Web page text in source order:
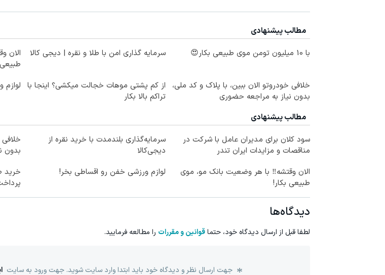
مطالب پیشنهادی
با 10 میلیون تومن موی طبیعی بکار😍
سرمایه گذاری امن با طلا و نقره | دیجی کالا
الان
خلافی خودروتو الان ببین، با پلاک و کد ملی،
بدون نیاز به مراجعه حضوری
از کم پشتی موهات خجالت میکشی؟ اینجا با
تراکم بالا بکار
مطالب پیشنهادی
سود کلان برای مدیران عامل با شرکت در
مناقصات و مزایدات ایران تندر
سرمایه‌گذاری بلندمدت با خرید نقره از
دیجی‌کالا
بدون
الان وقتشه‼️ با هر وضعیت بانک مو، موی
طبیعی بکار!
لوازم ورزشی خفن رو اقساطی بخر!
خرید
پرداخت 12
دیدگاه‌ها
لطفا قبل از ارسال دیدگاه خود، حتماقوانین و مقررات را مطالعه فرمایید.
جهت ارسال نظر و دیدگاه خود باید ابتدا وارد سایت شوید. جهت ورود به سایت